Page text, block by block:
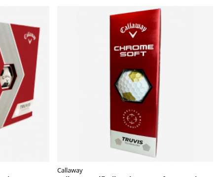
Callaway